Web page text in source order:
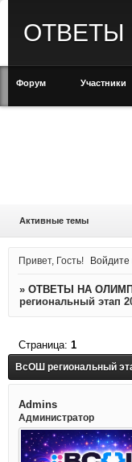
Форум Участники
Активные темы
Привет, Гость! Войдите
» ОТВЕТЫ НА
региональный этап
ВсОШ региональный
Страница: 1
Admins
Администратор